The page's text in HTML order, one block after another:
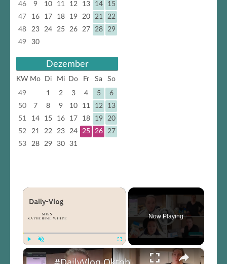
46
9 10 11 12 13 14
15
47
16 17 18 19 20 21
22
48
23 24 25 26 27 28
29
49
30
Dezember
KW Mo Di Mi Do Fr Sa
So
49
1 2 3 4 5
6
50
7 8 9 10 11 12
13
51
14 15 16 17 18 19
20
52
21 22 23 24 25 26
27
53
28 29 30 31
×
Fullscreen
Now Playing
×